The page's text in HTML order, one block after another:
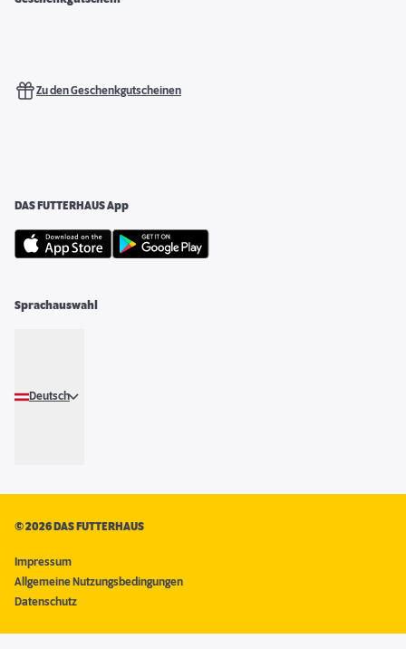
Zu den Geschenkgutscheinen
DAS FUTTERHAUS App
Sprachauswahl
Deutsch
©2026 DAS FUTTERHAUS
Impressum
Allgemeine Nutzungsbedingungen
Datenschutz